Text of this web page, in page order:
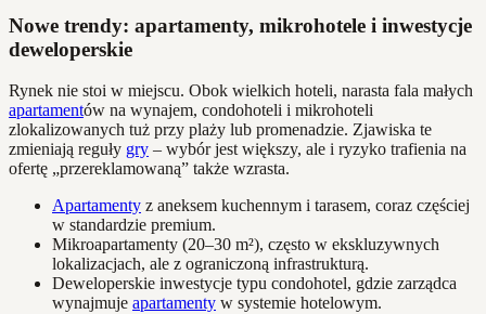
Nowe trendy: apartamenty, mikrohotele i inwestycje
deweloperskie
Rynek nie stoi w miejscu. Obok wielkich hoteli, narasta fala małych
apartamentów na wynajem, condohoteli i mikrohoteli
zlokalizowanych tuż przy plaży lub promenadzie. Zjawiska te
zmieniają reguły gry – wybór jest większy, ale i ryzyko trafienia na
ofertę „przereklamowaną” także wzrasta.
Apartamenty z aneksem kuchennym i tarasem, coraz częściej
w standardzie premium.
Mikroapartamenty (20–30 m²), często w ekskluzywnych
lokalizacjach, ale z ograniczoną infrastrukturą.
Deweloperskie inwestycje typu condohotel, gdzie zarządca
wynajmuje apartamenty w systemie hotelowym.